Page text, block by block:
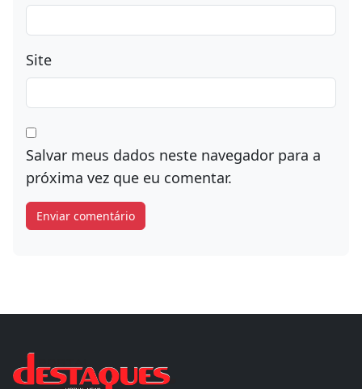
Site
Salvar meus dados neste navegador para a
próxima vez que eu comentar.